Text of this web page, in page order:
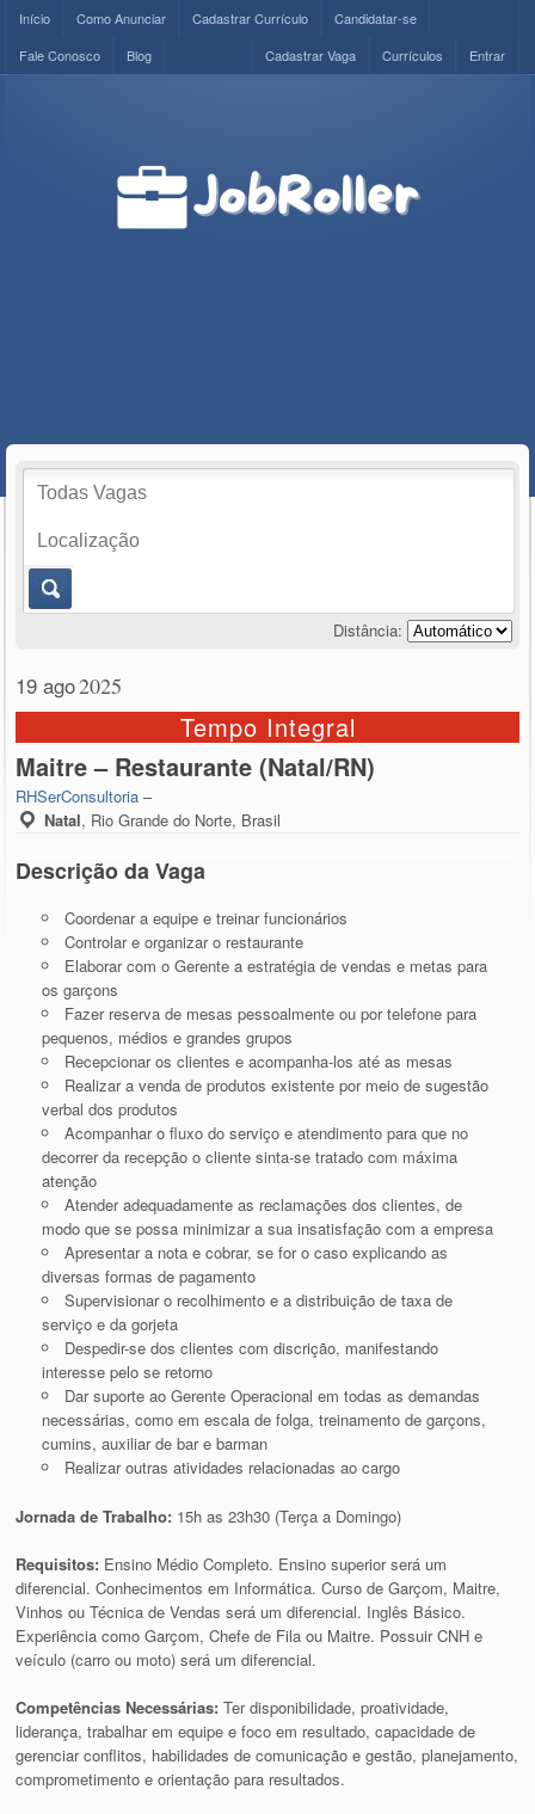
Início Como Anunciar Cadastrar Currículo
Candidatar-se
Fale Conosco
Blog Entrar
Currículos
Cadastrar Vaga
Distância:
19 ago2025
Tempo Integral
Maitre – Restaurante (Natal/RN)
RHSerConsultoria –
Natal, Rio Grande do Norte, Brasil
Descrição da Vaga
Coordenar a equipe e treinar funcionários
Controlar e organizar o restaurante
Elaborar com o Gerente a estratégia de vendas e metas para
os garçons
Fazer reserva de mesas pessoalmente ou por telefone para
pequenos, médios e grandes grupos
Recepcionar os clientes e acompanha-los até as mesas
Realizar a venda de produtos existente por meio de sugestão
verbal dos produtos
Acompanhar o fluxo do serviço e atendimento para que no
decorrer da recepção o cliente sinta-se tratado com máxima
atenção
Atender adequadamente as reclamações dos clientes, de
modo que se possa minimizar a sua insatisfação com a empresa
Apresentar a nota e cobrar, se for o caso explicando as
diversas formas de pagamento
Supervisionar o recolhimento e a distribuição de taxa de
serviço e da gorjeta
Despedir-se dos clientes com discrição, manifestando
interesse pelo se retorno
Dar suporte ao Gerente Operacional em todas as demandas
necessárias, como em escala de folga, treinamento de garçons,
cumins, auxiliar de bar e barman
Realizar outras atividades relacionadas ao cargo
Jornada de Trabalho: 15h as 23h30 (Terça a Domingo)
Requisitos: Ensino Médio Completo. Ensino superior será um
diferencial. Conhecimentos em Informática. Curso de Garçom, Maitre,
Vinhos ou Técnica de Vendas será um diferencial. Inglês Básico.
Experiência como Garçom, Chefe de Fila ou Maitre. Possuir CNH e
veículo (carro ou moto) será um diferencial.
Competências Necessárias:Ter disponibilidade, proatividade,
liderança, trabalhar em equipe e foco em resultado, capacidade de
gerenciar conflitos, habilidades de comunicação e gestão, planejamento,
comprometimento e orientação para resultados.